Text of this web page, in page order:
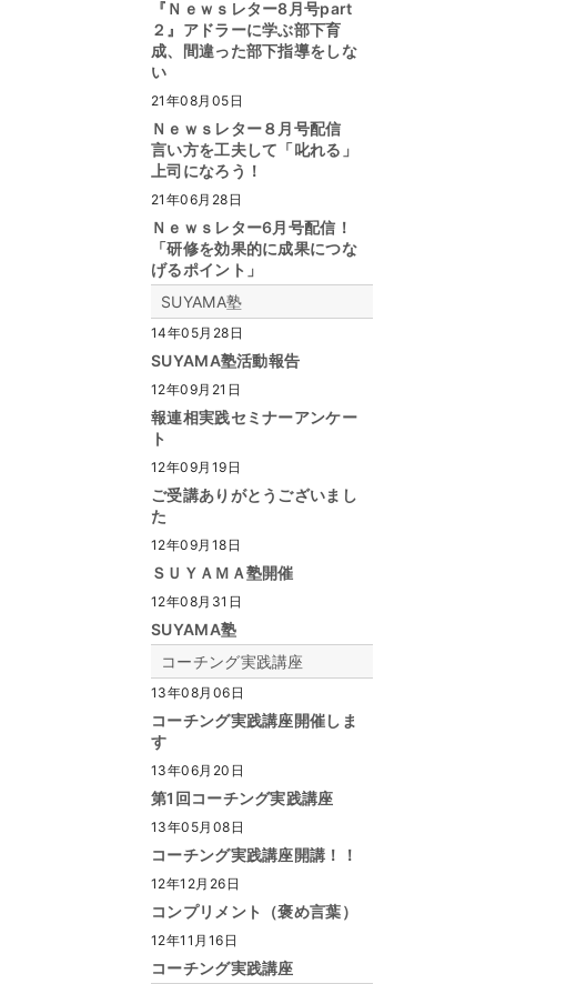
『Ｎｅｗｓレター8月号part
２』アドラーに学ぶ部下育
成、間違った部下指導をしな
い
21年08月05日
Ｎｅｗｓレター８月号配信
言い方を工夫して「叱れる」
上司になろう！
21年06月28日
Ｎｅｗｓレター6月号配信！
「研修を効果的に成果につな
げるポイント」
SUYAMA塾
14年05月28日
SUYAMA塾活動報告
12年09月21日
報連相実践セミナーアンケー
ト
12年09月19日
ご受講ありがとうございまし
た
12年09月18日
ＳＵＹＡＭＡ塾開催
12年08月31日
SUYAMA塾
コーチング実践講座
13年08月06日
コーチング実践講座開催しま
す
13年06月20日
第1回コーチング実践講座
13年05月08日
コーチング実践講座開講！！
12年12月26日
コンプリメント（褒め言葉）
12年11月16日
コーチング実践講座